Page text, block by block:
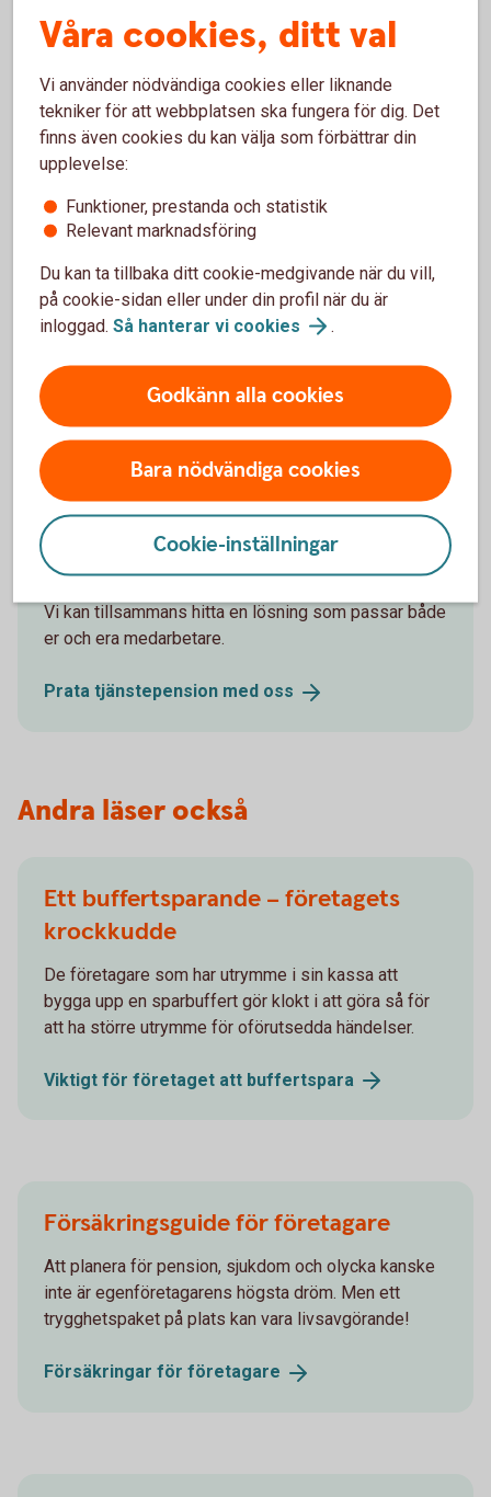
Få stöd i frågor om sparande
och pension
dig och ditt företag – oavsett om det gäller
sparande, pension eller försäkringar.
din
rådgivare
Tjänstepension för dig och
dina anställda
Vi kan tillsammans hitta en lösning som passar både
er och era medarbetare.
Prata tjänstepension med oss
Andra läser också
Ett buffertsparande – företagets
krockkudde
De företagare som har utrymme i sin kassa att
bygga upp en sparbuffert gör klokt i att göra så för
att ha större utrymme för oförutsedda händelser.
Viktigt för företaget att buffertspara
Försäkringsguide för företagare
Att planera för pension, sjukdom och olycka kanske
inte är egenföretagarens högsta dröm. Men ett
trygghetspaket på plats kan vara livsavgörande!
Försäkringar för företagare
Våra cookies, ditt val
Vi använder nödvändiga cookies eller liknande
tekniker för att webbplatsen ska fungera för dig. Det
finns även cookies du kan välja som förbättrar din
upplevelse:
Funktioner, prestanda och statistik
Relevant marknadsföring
Du kan ta tillbaka ditt cookie-medgivande när du vill,
på cookie-sidan eller under din profil när du är
inloggad. Så hanterar vi cookies .
Godkänn alla cookies
Bara nödvändiga cookies
Cookie-inställningar